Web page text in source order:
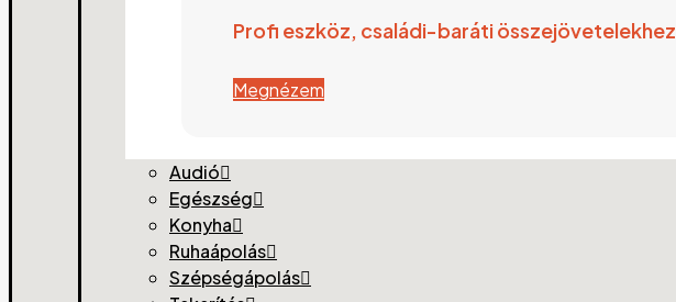
Profi eszköz, családi-baráti összejövetelekhez
Megnézem
Audió
Egészség
Konyha
Ruhaápolás
Szépségápolás